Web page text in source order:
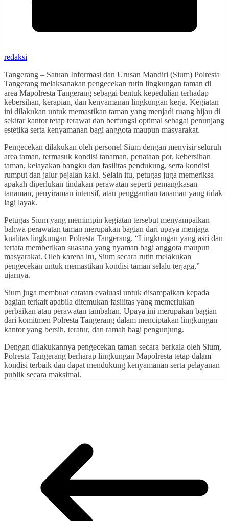
redaksi
Tangerang – Satuan Informasi dan Urusan Mandiri (Sium) Polresta
Tangerang melaksanakan pengecekan rutin lingkungan taman di
area Mapolresta Tangerang sebagai bentuk kepedulian terhadap
kebersihan, kerapian, dan kenyamanan lingkungan kerja. Kegiatan
ini dilakukan untuk memastikan taman yang menjadi ruang hijau di
sekitar kantor tetap terawat dan berfungsi optimal sebagai penunjang
estetika serta kenyamanan bagi anggota maupun masyarakat.
Pengecekan dilakukan oleh personel Sium dengan menyisir seluruh
area taman, termasuk kondisi tanaman, penataan pot, kebersihan
taman, kelayakan bangku dan fasilitas pendukung, serta kondisi
rumput dan jalur pejalan kaki. Selain itu, petugas juga memeriksa
apakah diperlukan tindakan perawatan seperti pemangkasan
tanaman, penyiraman intensif, atau penggantian tanaman yang tidak
lagi layak.
Petugas Sium yang memimpin kegiatan tersebut menyampaikan
bahwa perawatan taman merupakan bagian dari upaya menjaga
kualitas lingkungan Polresta Tangerang. “Lingkungan yang asri dan
tertata memberikan suasana yang nyaman bagi anggota maupun
masyarakat. Oleh karena itu, Sium secara rutin melakukan
pengecekan untuk memastikan kondisi taman selalu terjaga,”
ujarnya.
Sium juga membuat catatan evaluasi untuk disampaikan kepada
bagian terkait apabila ditemukan fasilitas yang memerlukan
perbaikan atau perawatan tambahan. Upaya ini merupakan bagian
dari komitmen Polresta Tangerang dalam menciptakan lingkungan
kantor yang bersih, teratur, dan ramah bagi pengunjung.
Dengan dilakukannya pengecekan taman secara berkala oleh Sium,
Polresta Tangerang berharap lingkungan Mapolresta tetap dalam
kondisi terbaik dan dapat mendukung kenyamanan serta pelayanan
publik secara maksimal.